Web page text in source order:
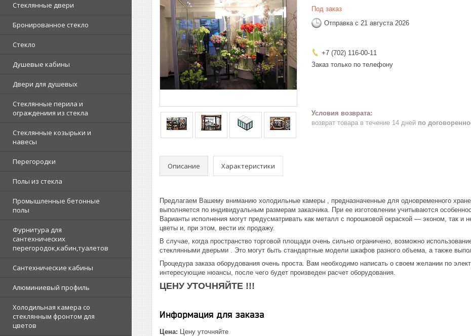
Стеклянные двери
Бронированное стекло
Стекло
Душевые кабины
Двери для душевых
Стеклянные перила и
ограждениия из стекла
Стеклянные козырьки и
навесы
Перегородки
Полы из стекла
Промышленные бетонные
полы
Фурнитура для
сантехнических
перегородок,кабин,туалетов
Сантехнические кабины
Алюминиевый профиль
Холодильная камера со
стеклянным фронтом для
цветов
Под заказ
Отправка с 21 августа 2026
+7 (702) 116-00-11
Заказ только по телефону
возврат товара в течение 14 дней по
Описание Характеристики
Предлагаем Вашему вниманию холодильные камеры , предназначенные для одновременного
выполняется по индивидуальным размерам заказчика. При ее изготовлении учитываются
Варианты исполнения могут предусматривать как металл с порошковой окраской — эконом, так
цветы и, при этом, вести их продажу.
В случае, когда пространство торговой площади очень сильно ограничено, возможно
стеклянными дверьми . Это могут быть стандартные модели шкафов разного объема, а также
Процедура заказа оборудования очень проста. Вам необходимо написать о своем желании по
интересующие нюансы, после чего будет произведен расчет оборудования.
ЦЕНУ УТОЧНЯЙТЕ !!!
Информация для заказа
Цена: Цену уточняйте